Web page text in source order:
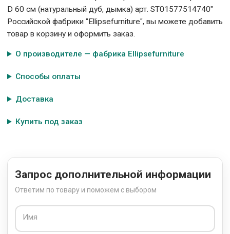
D 60 см (натуральный дуб, дымка) арт. ST01577514740"
Российской фабрики "Ellipsefurniture", вы можете добавить
товар в корзину и оформить заказ.
О производителе — фабрика Ellipsefurniture
Способы оплаты
Доставка
Купить под заказ
Запрос дополнительной информации
Ответим по товару и поможем с выбором
Имя